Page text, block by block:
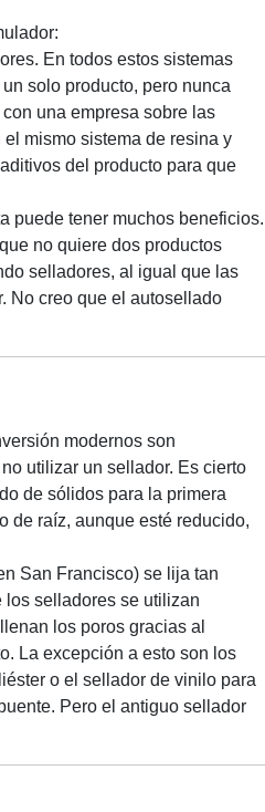
En todos estos sistemas
solo producto, pero nunca
una empresa sobre las
mismo sistema de resina y
del producto para que
puede tener muchos beneficios.
no quiere dos productos
selladores, al igual que las
No creo que el autosellado
modernos son
utilizar un sellador. Es cierto
de sólidos para la primera
de raíz, aunque esté reducido,
San Francisco) se lija tan
los selladores se utilizan
los poros gracias al
La excepción a esto son los
o el sellador de vinilo para
Pero el antiguo sellador